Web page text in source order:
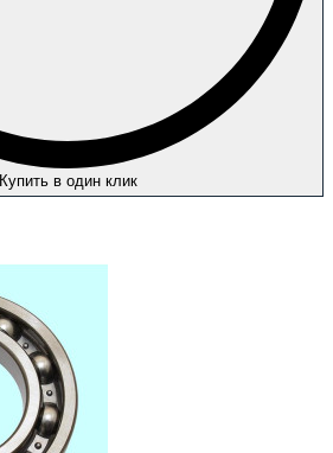
Купить в один клик